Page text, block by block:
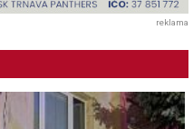
reklama